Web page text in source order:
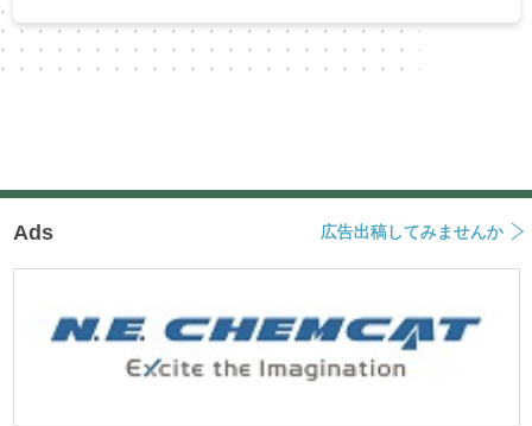
Ads 広告出稿してみませんか